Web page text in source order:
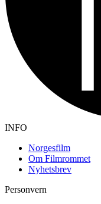
INFO
Norgesfilm
Om Filmrommet
Nyhetsbrev
Personvern